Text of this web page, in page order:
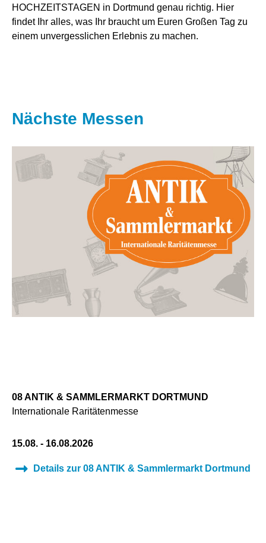
HOCHZEITSTAGEN in Dortmund genau richtig. Hier
findet Ihr alles, was Ihr braucht um Euren Großen Tag zu
einem unvergesslichen Erlebnis zu machen.
Nächste Messen
08 ANTIK & SAMMLERMARKT DORTMUND
Internationale Raritätenmesse
15.08. - 16.08.2026
Details zur 08 ANTIK & Sammlermarkt Dortmund